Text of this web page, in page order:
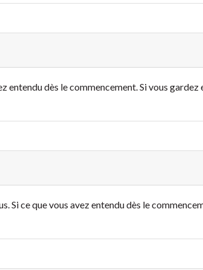
dès le commencement. Si vous gardez
Si ce que vous avez entendu dès le